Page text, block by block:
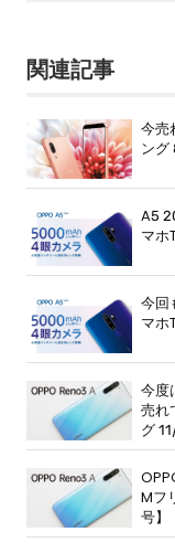
関連記事
今売
ング
A5
マホ
今回
マホ
今度
売れ
グ
Mフ
号】